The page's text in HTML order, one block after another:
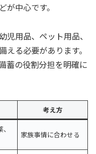
中心です。
児用品、ペット用品、
る必要があります。
蓄の役割分担を明確に
考え方
家族事情に合わせる